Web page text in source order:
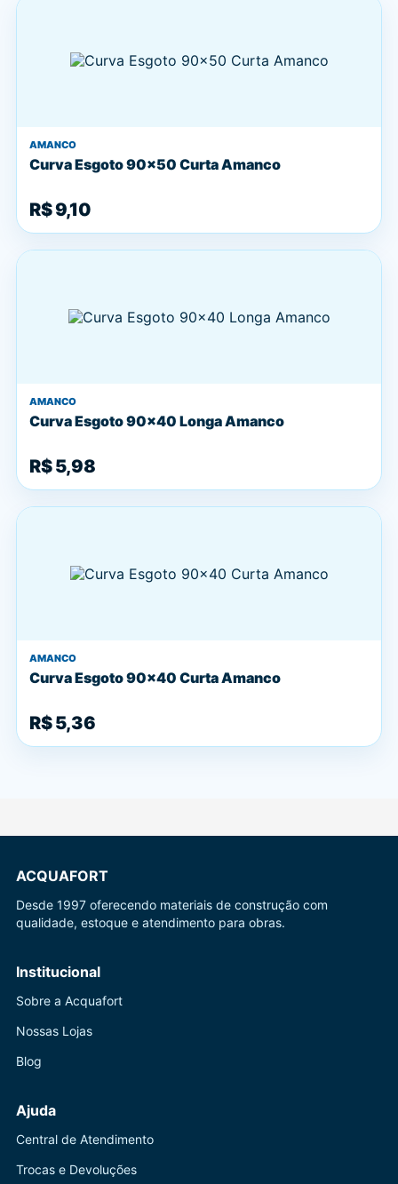
AMANCO
Curva Esgoto 90x50 Curta Amanco
R$ 9,10
AMANCO
Curva Esgoto 90x40 Longa Amanco
R$ 5,98
AMANCO
Curva Esgoto 90x40 Curta Amanco
R$ 5,36
ACQUAFORT
Desde 1997 oferecendo materiais de construção com
qualidade, estoque e atendimento para obras.
Institucional
Sobre a Acquafort
Nossas Lojas
Blog
Ajuda
Central de Atendimento
Trocas e Devoluções